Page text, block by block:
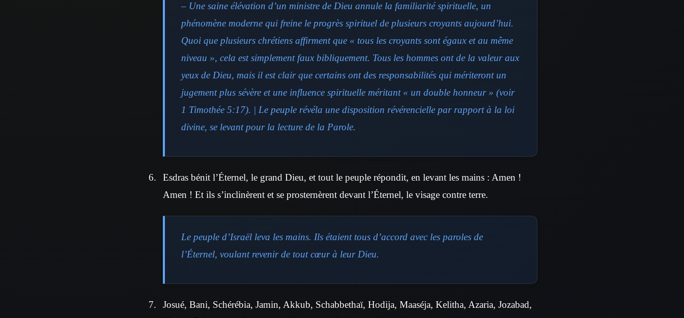
– Une saine élévation d’un ministre de Dieu annule la familiarité spirituelle, un
phénomène moderne qui freine le progrès spirituel de plusieurs croyants aujourd’hui.
Quoi que plusieurs chrétiens affirment que « tous les croyants sont égaux et au même
niveau », cela est simplement faux bibliquement. Tous les hommes ont de la valeur aux
yeux de Dieu, mais il est clair que certains ont des responsabilités qui mériteront un
jugement plus sévère et une influence spirituelle méritant « un double honneur » (voir
1 Timothée 5:17). | Le peuple révéla une disposition révérencielle par rapport à la loi
divine, se levant pour la lecture de la Parole.
Esdras bénit l’Éternel, le grand Dieu, et tout le peuple répondit, en levant les mains : Amen !
Amen ! Et ils s’inclinèrent et se prosternèrent devant l’Éternel, le visage contre terre.
Le peuple d’Israël leva les mains. Ils étaient tous d’accord avec les paroles de
l’Éternel, voulant revenir de tout cœur à leur Dieu.
Josué, Bani, Schérébia, Jamin, Akkub, Schabbethaï, Hodija, Maaséja, Kelitha, Azaria, Jozabad,